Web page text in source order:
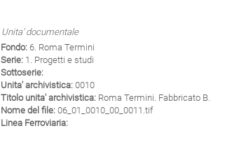
Unita' documentale
Fondo:6. Roma Termini
Serie:1. Progetti e studi
Sottoserie:
Unita' archivistica:0010
Titolo unita' archivistica:Roma Termini. Fabbricato B.
Nome del file:06_01_0010_00_0011.tif
Linea Ferroviaria: